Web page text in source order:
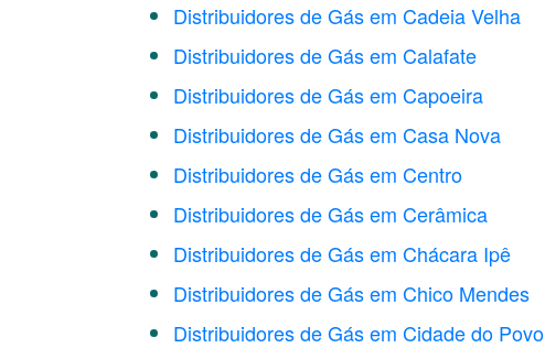
Distribuidores de Gás em Cadeia Velha
Distribuidores de Gás em Calafate
Distribuidores de Gás em Capoeira
Distribuidores de Gás em Casa Nova
Distribuidores de Gás em Centro
Distribuidores de Gás em Cerâmica
Distribuidores de Gás em Chácara Ipê
Distribuidores de Gás em Chico Mendes
Distribuidores de Gás em Cidade do Povo